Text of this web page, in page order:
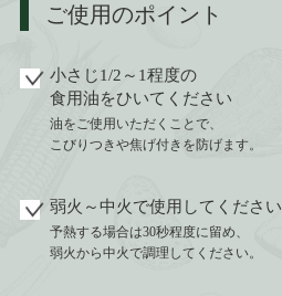
ご使用のポイント
小さじ1/2～1程度の
食用油をひいてください
油をご使用いただくことで、
こびりつきや焦げ付きを防げます。
弱火～中火で使用してください
予熱する場合は30秒程度に留め、
弱火から中火で調理してください。